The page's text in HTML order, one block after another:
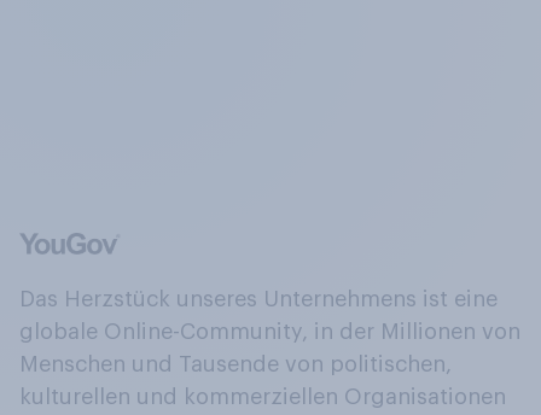
Das Herzstück unseres Unternehmens ist eine
globale Online-Community, in der Millionen von
Menschen und Tausende von politischen,
kulturellen und kommerziellen Organisationen